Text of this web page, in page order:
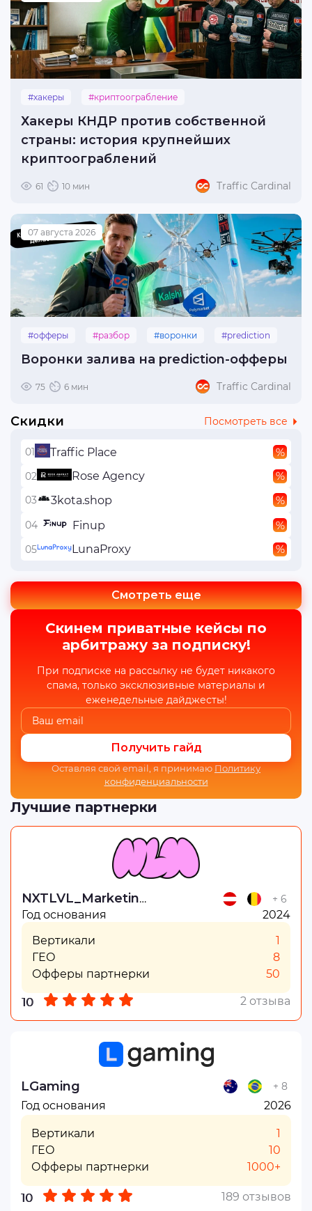
#хакеры #криптоограбление
Хакеры КНДР против собственной
страны: история крупнейших
криптоограблений
61 10 мин Traffic Cardinal
07 августа 2026
#офферы #разбор #воронки #prediction
Воронки залива на prediction-офферы
75 6 мин Traffic Cardinal
Скидки Посмотреть все
Traffic Place
Rose Agency
3kota.shop
Finup
LunaProxy
Смотреть еще
Скинем приватные кейсы по
арбитражу за подписку!
При подписке на рассылку не будет никакого
спама, только эксклюзивные материалы и
еженедельные дайджесты!
Получить гайд
Оставляя свой email, я принимаю Политику
конфиденциальности
Лучшие партнерки
NXTLVL_Marketing + 6
Год основания
2024
Вертикали
1
ГЕО
8
Офферы партнерки
50
10 2 отзыва
LGaming + 8
Год основания 2026
Вертикали
1
ГЕО
10
Офферы партнерки
1000+
10 189 отзывов